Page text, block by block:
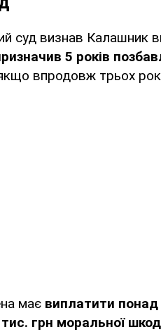
суд визнав Калашник
5 років
впродовж трьох
має виплатити понад
грн моральної